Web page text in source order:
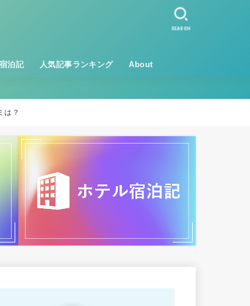
泊記 人気記事ランキング About
SEARCH
は？